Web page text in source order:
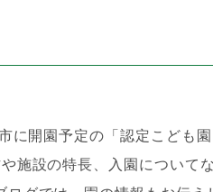
に開園予定の「認定こども
施設の特長、入園について